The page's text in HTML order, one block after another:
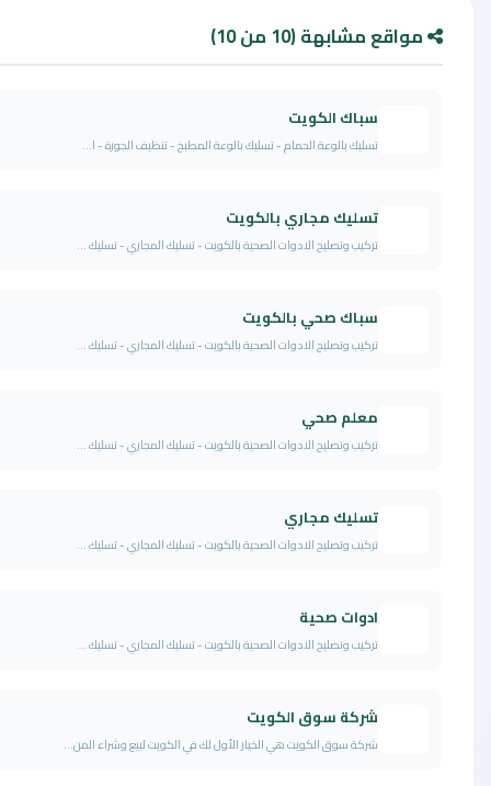
مشابهة (10 من 10)
سباك الكويت
تسليك بالوعة الحمام - تسليك بالوعة المطبخ - تنظيف الجورة - ا...
تسليك مجاري بالكويت
تركيب وتصليح الادوات الصحية بالكويت - تسليك المجاري - تسليك ...
سباك صحي بالكويت
تركيب وتصليح الادوات الصحية بالكويت - تسليك المجاري - تسليك ...
معلم صحي
تركيب وتصليح الادوات الصحية بالكويت - تسليك المجاري - تسليك ...
تسليك مجاري
تركيب وتصليح الادوات الصحية بالكويت - تسليك المجاري - تسليك ...
ادوات صحية
تركيب وتصليح الادوات الصحية بالكويت - تسليك المجاري - تسليك ...
شركة سوق الكويت
شركة سوق الكويت هي الخيار الأول لك في الكويت لبيع وشراء المن...